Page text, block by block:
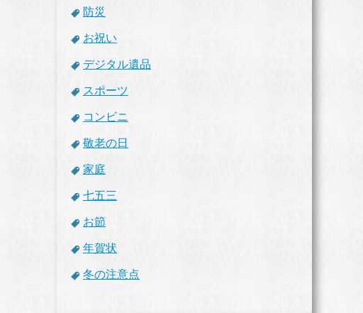
防災
お祝い
デジタル遺品
スポーツ
コンビニ
敬老の日
家庭
七五三
お節
年賀状
冬の注意点